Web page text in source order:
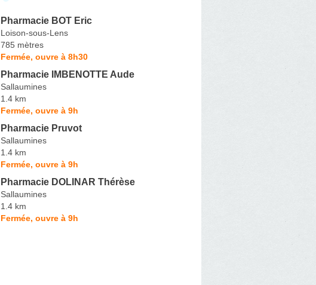
Pharmacie BOT Eric
Loison-sous-Lens
785 mètres
Fermée, ouvre à 8h30
Pharmacie IMBENOTTE Aude
Sallaumines
1.4 km
Fermée, ouvre à 9h
Pharmacie Pruvot
Sallaumines
1.4 km
Fermée, ouvre à 9h
Pharmacie DOLINAR Thérèse
Sallaumines
1.4 km
Fermée, ouvre à 9h